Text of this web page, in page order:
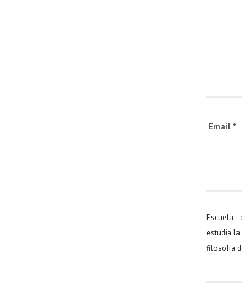
Email *
Escuela
estudia
filosofía